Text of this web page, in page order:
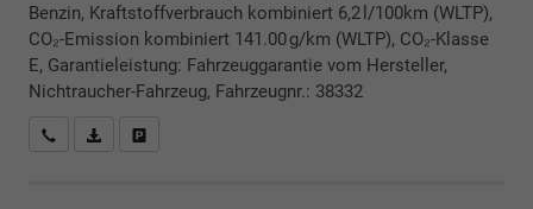
Benzin, Kraftstoffverbrauch kombiniert 6,2 l/100km (WLTP),
CO₂-Emission kombiniert 141.00 g/km (WLTP), CO₂-Klasse
E, Garantieleistung: Fahrzeuggarantie vom Hersteller,
Nichtraucher-Fahrzeug, Fahrzeugnr.: 38332
Rückrufbitte absenden
PDF-Datei, Fahrzeugexposé drucken